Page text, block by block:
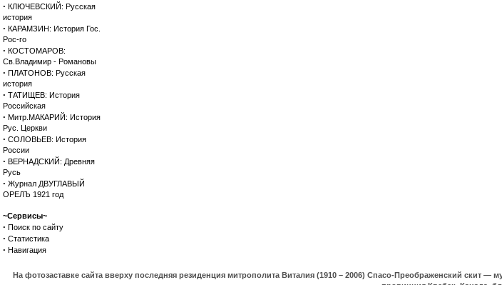
· КЛЮЧЕВСКИЙ: Русская
история
· КАРАМЗИН: История Гос.
Рос-го
· КОСТОМАРОВ:
Св.Владимир - Романовы
· ПЛАТОНОВ: Русская
история
· ТАТИЩЕВ: История
Российская
· Митр.МАКАРИЙ: История
Рус. Церкви
· СОЛОВЬЕВ: История
России
· ВЕРНАДСКИЙ: Древняя
Русь
· Журнал ДВУГЛАВЫЙ
ОРЕЛЪ 1921 год
~Сервисы~
· Поиск по сайту
· Статистика
· Навигация
На фотозаставке сайта вверху последняя резиденция митрополита Виталия (1910 – 2006) Спасо-Преображенский